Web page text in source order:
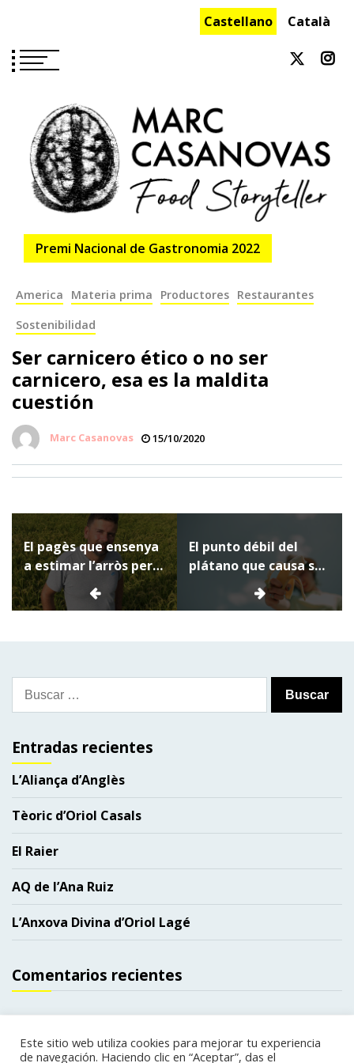
contenido
Castellano Català
Premi Nacional de Gastronomia 2022
America Materia prima Productores Restaurantes
Sostenibilidad
Ser carnicero ético o no ser
carnicero, esa es la maldita
cuestión
Marc Casanovas 15/10/2020
Navegación
de
entradas
El pagès que ensenya
a estimar l’arròs per
internet
El punto débil del
plátano que causa su
extinción mundial
Buscar:
Entradas recientes
L’Aliança d’Anglès
Tèoric d’Oriol Casals
El Raier
AQ de l’Ana Ruiz
L’Anxova Divina d’Oriol Lagé
Comentarios recientes
Este sitio web utiliza cookies para mejorar tu experiencia
de navegación. Haciendo clic en “Aceptar”, das el